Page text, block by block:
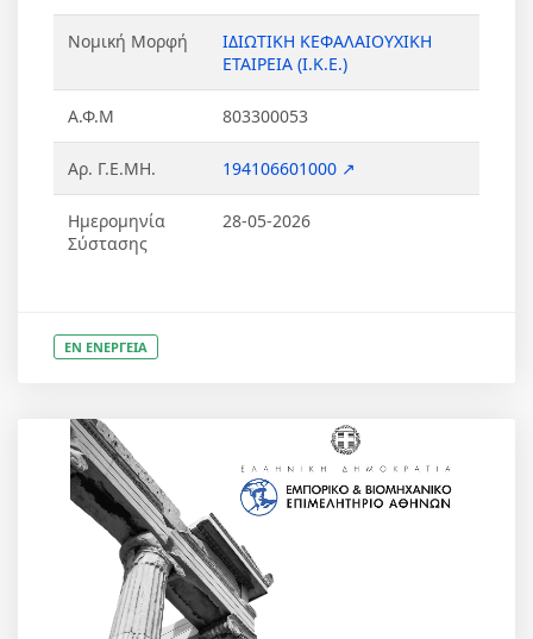
Νομική Μορφή
ΙΔΙΩΤΙΚΗ ΚΕΦΑΛΑΙΟΥΧΙΚΗ
ΕΤΑΙΡΕΙΑ (Ι.Κ.Ε.)
Α.Φ.Μ 803300053
Αρ. Γ.Ε.ΜΗ. 194106601000 ↗
Ημερομηνία
Σύστασης
28-05-2026
ΕΝ ΕΝΕΡΓΕΙΑ